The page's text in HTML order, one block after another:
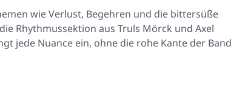
wie Verlust, Begehren und die bittersüße
Rhythmussektion aus Truls Mörck und Axel
jede Nuance ein, ohne die rohe Kante der Band